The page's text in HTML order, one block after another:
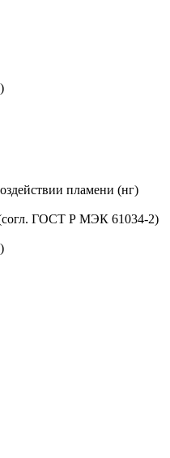
пламени (нг)
ГОСТ Р МЭК 61034-2)